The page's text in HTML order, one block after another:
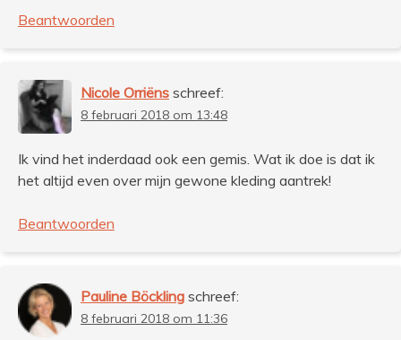
Beantwoorden
Nicole Orriëns schreef:
8 februari 2018 om 13:48
Ik vind het inderdaad ook een gemis. Wat ik doe is dat ik
het altijd even over mijn gewone kleding aantrek!
Beantwoorden
Pauline Böckling schreef:
8 februari 2018 om 11:36